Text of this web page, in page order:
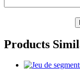
Products